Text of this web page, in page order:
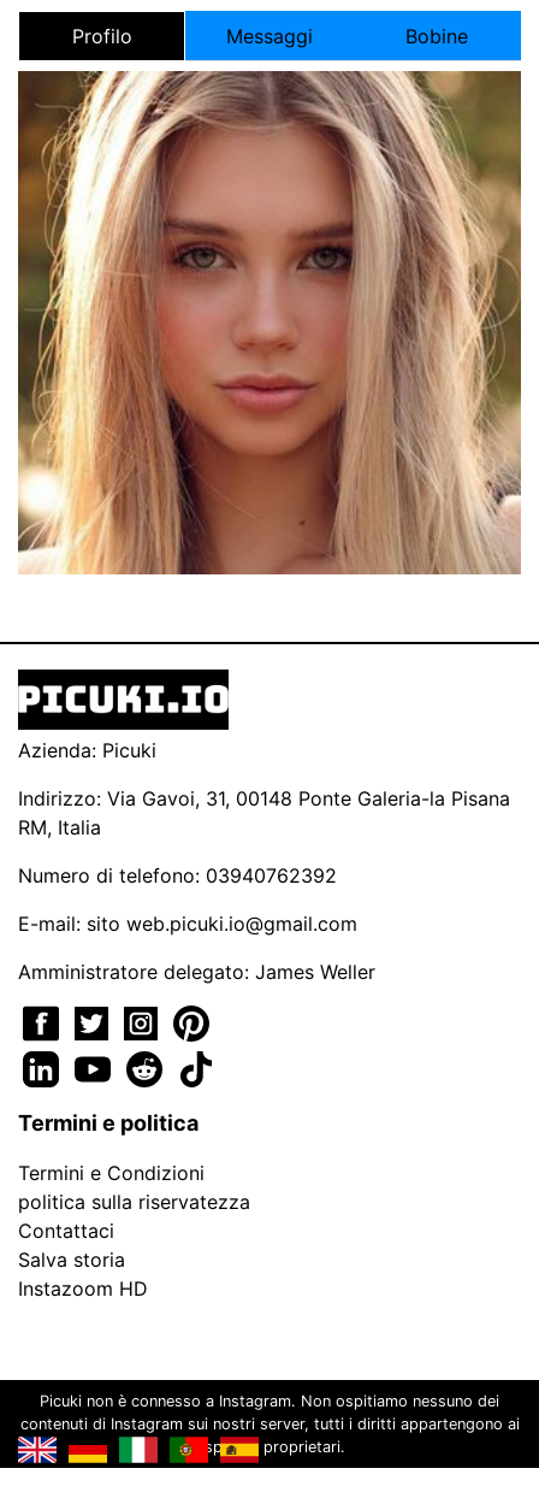
Profilo Messaggi Bobine
Azienda: Picuki
Indirizzo: Via Gavoi, 31, 00148 Ponte Galeria-la Pisana
RM, Italia
Numero di telefono: 03940762392
E-mail: sito web.picuki.io@gmail.com
Amministratore delegato: James Weller
Termini e politica
Termini e Condizioni
politica sulla riservatezza
Contattaci
Salva storia
Instazoom HD
Picuki non è connesso a Instagram. Non ospitiamo nessuno dei
contenuti di Instagram sui nostri server, tutti i diritti appartengono ai
rispettivi proprietari.